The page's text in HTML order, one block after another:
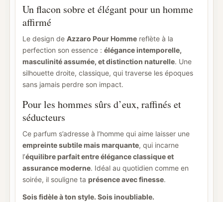
Un flacon sobre et élégant pour un homme
affirmé
Le design de Azzaro Pour Homme reflète à la
perfection son essence : élégance intemporelle,
masculinité assumée, et distinction naturelle. Une
silhouette droite, classique, qui traverse les époques
sans jamais perdre son impact.
Pour les hommes sûrs d’eux, raffinés et
séducteurs
Ce parfum s’adresse à l’homme qui aime laisser une
empreinte subtile mais marquante, qui incarne
l’équilibre parfait entre élégance classique et
assurance moderne. Idéal au quotidien comme en
soirée, il souligne ta présence avec finesse.
Sois fidèle à ton style. Sois inoubliable.